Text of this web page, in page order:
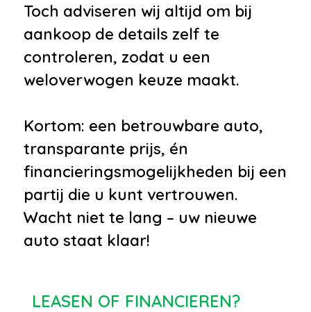
Toch adviseren wij altijd om bij
aankoop de details zelf te
controleren, zodat u een
weloverwogen keuze maakt.
Kortom: een betrouwbare auto,
transparante prijs, én
financieringsmogelijkheden bij een
partij die u kunt vertrouwen.
Wacht niet te lang – uw nieuwe
auto staat klaar!
LEASEN OF FINANCIEREN?